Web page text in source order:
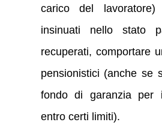
carico del lavoratore)
insinuati nello stato
recuperati, comportare
pensionistici (anche se
fondo di garanzia per
entro certi limiti).